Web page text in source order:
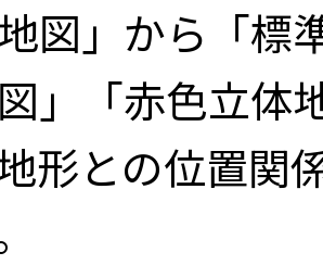
地図」から「
」「赤色立体
形との位置関